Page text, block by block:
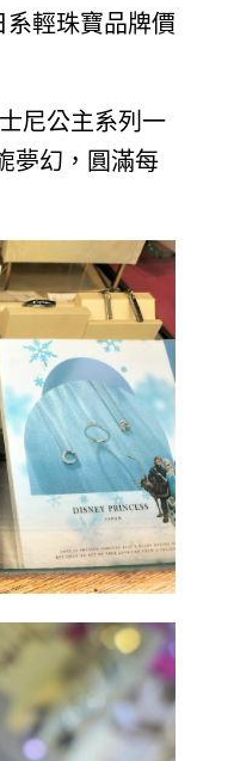
系輕珠寶品牌價
尼公主系列一
夢幻，圓滿每